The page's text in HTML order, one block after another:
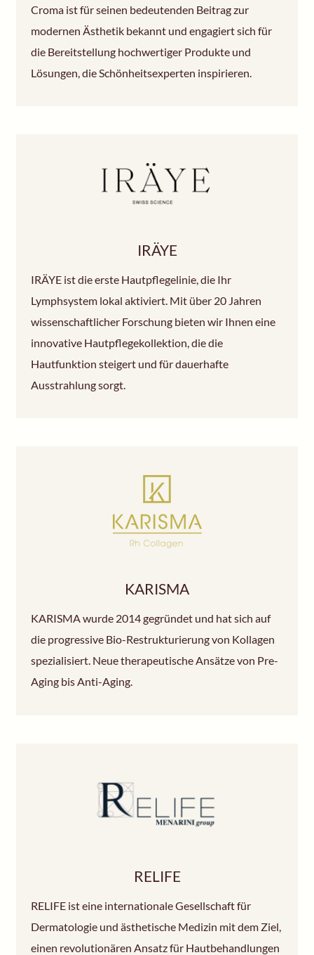
Croma ist für seinen bedeutenden Beitrag zur
modernen Ästhetik bekannt und engagiert sich für
die Bereitstellung hochwertiger Produkte und
Lösungen, die Schönheitsexperten inspirieren.
IRÄYE
IRÄYE ist die erste Hautpflegelinie, die Ihr
Lymphsystem lokal aktiviert. Mit über 20 Jahren
wissenschaftlicher Forschung bieten wir Ihnen eine
innovative Hautpflegekollektion, die die
Hautfunktion steigert und für dauerhafte
Ausstrahlung sorgt.
KARISMA
KARISMA wurde 2014 gegründet und hat sich auf
die progressive Bio-Restrukturierung von Kollagen
spezialisiert. Neue therapeutische Ansätze von Pre-
Aging bis Anti-Aging.
RELIFE
RELIFE ist eine internationale Gesellschaft für
Dermatologie und ästhetische Medizin mit dem Ziel,
einen revolutionären Ansatz für Hautbehandlungen